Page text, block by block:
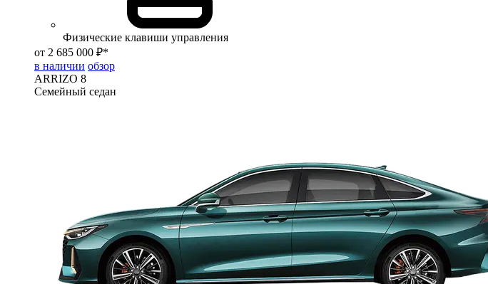
Физические клавиши управления
от 2 685 000 ₽*
в наличии обзор
ARRIZO 8
Семейный седан